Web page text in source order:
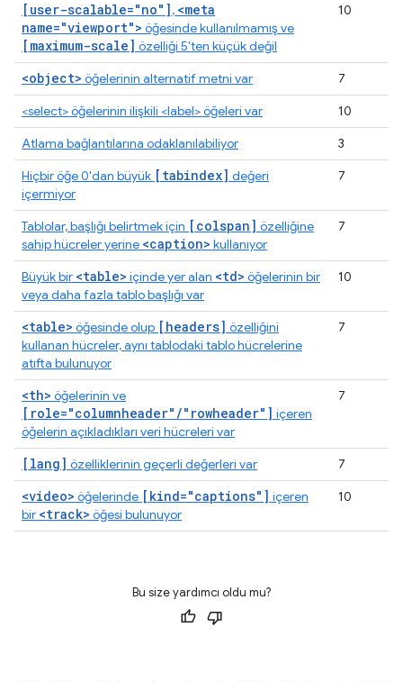
[user-scalable="no"], <meta
name="viewport"> öğesinde kullanılmamış ve
[maximum-scale] özelliği 5'ten küçük değil
10
<object> öğelerinin alternatif metni var
7
<select> öğelerinin ilişkili <label> öğeleri var
10
Atlama bağlantılarına odaklanılabiliyor
3
Hiçbir öğe 0'dan büyük [tabindex] değeri
içermiyor
7
Tablolar, başlığı belirtmek için [colspan] özelliğine
sahip hücreler yerine <caption> kullanıyor
7
Büyük bir <table> içinde yer alan <td> öğelerinin bir
veya daha fazla tablo başlığı var
10
<table> öğesinde olup [headers] özelliğini
kullanan hücreler, aynı tablodaki tablo hücrelerine
atıfta bulunuyor
7
<th> öğelerinin ve
[role="columnheader"/"rowheader"] içeren
öğelerin açıkladıkları veri hücreleri var
7
[lang] özelliklerinin geçerli değerleri var 7
<video> öğelerinde [kind="captions"] içeren
bir <track> öğesi bulunuyor
10
Bu size yardımcı oldu mu?